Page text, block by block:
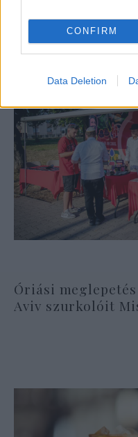
CONFIRM
Data Deletion
Óriási
Aviv szurkolóit